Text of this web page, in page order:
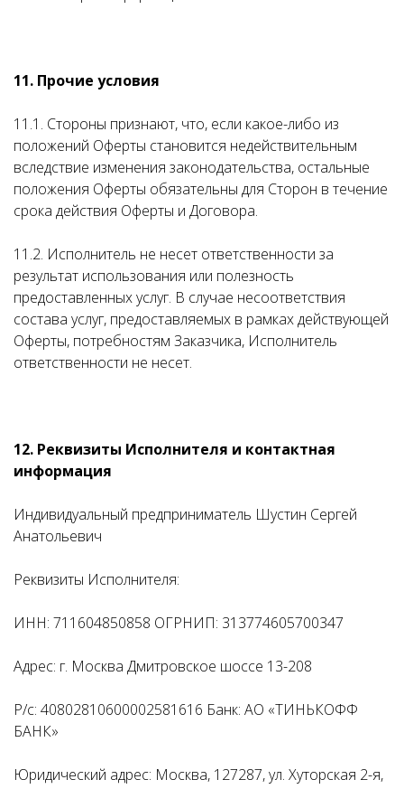
11. Прочие условия
11.1. Стороны признают, что, если какое-либо из
положений Оферты становится недействительным
вследствие изменения законодательства, остальные
положения Оферты обязательны для Сторон в течение
срока действия Оферты и Договора.
11.2. Исполнитель не несет ответственности за
результат использования или полезность
предоставленных услуг. В случае несоответствия
состава услуг, предоставляемых в рамках действующей
Оферты, потребностям Заказчика, Исполнитель
ответственности не несет.
12. Реквизиты Исполнителя и контактная
информация
Индивидуальный предприниматель Шустин Сергей
Анатольевич
Реквизиты Исполнителя:
ИНН: 711604850858 ОГРНИП: 313774605700347
Адрес: г. Москва Дмитровское шоссе 13-208
Р/с: 40802810600002581616 Банк: АО «ТИНЬКОФФ
БАНК»
Юридический адрес: Москва, 127287, ул. Хуторская 2-я,